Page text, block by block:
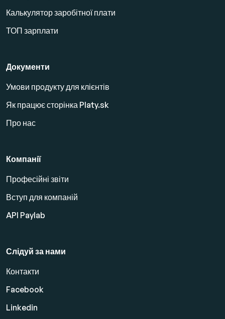
Калькулятор заробітної плати
ТОП зарплати
Документи
Умови продукту для клієнтів
Як працює сторінка Platy.sk
Про нас
Компанії
Професійні звіти
Вступ для компаній
API Paylab
Слідуй за нами
Контакти
Facebook
Linkedin